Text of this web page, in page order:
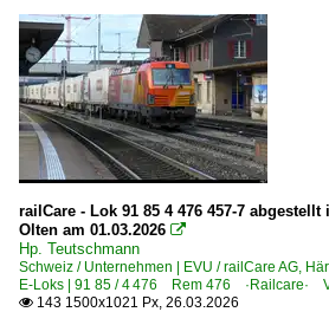
railCare - Lok 91 85 4 476 457-7
Olten am 01.03.2026 
Hp. Teutschmann
Schweiz / Unternehmen | EVU / railCare AG,
E-Loks | 91 85 / 4 476 Rem 476 ·Railcare·
 143 1500x1021 Px, 26.03.2026